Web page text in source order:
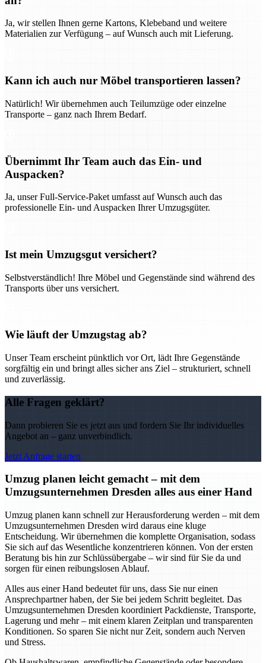
Ja, wir stellen Ihnen gerne Kartons, Klebeband und weitere
Materialien zur Verfügung – auf Wunsch auch mit Lieferung.
Kann ich auch nur Möbel transportieren lassen?
Natürlich! Wir übernehmen auch Teilumzüge oder einzelne
Transporte – ganz nach Ihrem Bedarf.
Übernimmt Ihr Team auch das Ein- und
Auspacken?
Ja, unser Full-Service-Paket umfasst auf Wunsch auch das
professionelle Ein- und Auspacken Ihrer Umzugsgüter.
Ist mein Umzugsgut versichert?
Selbstverständlich! Ihre Möbel und Gegenstände sind während des
Transports über uns versichert.
Wie läuft der Umzugstag ab?
Unser Team erscheint pünktlich vor Ort, lädt Ihre Gegenstände
sorgfältig ein und bringt alles sicher ans Ziel – strukturiert, schnell
und zuverlässig.
Alle Fragen geklärt?
Dann probieren Sie es jetzt aus und fordern Sie Ihr individuelles
Angebot an – ganz unverbindlich.
Jetzt Anfrage starten
Umzug planen leicht gemacht – mit dem
Umzugsunternehmen Dresden alles aus einer Hand
Umzug planen kann schnell zur Herausforderung werden – mit dem
Umzugsunternehmen Dresden wird daraus eine kluge
Entscheidung. Wir übernehmen die komplette Organisation, sodass
Sie sich auf das Wesentliche konzentrieren können. Von der ersten
Beratung bis hin zur Schlüssübergabe – wir sind für Sie da und
sorgen für einen reibungslosen Ablauf.
Alles aus einer Hand bedeutet für uns, dass Sie nur einen
Ansprechpartner haben, der Sie bei jedem Schritt begleitet. Das
Umzugsunternehmen Dresden koordiniert Packdienste, Transporte,
Lagerung und mehr – mit einem klaren Zeitplan und transparenten
Konditionen. So sparen Sie nicht nur Zeit, sondern auch Nerven
und Stress.